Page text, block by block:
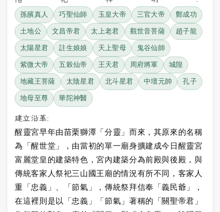
孫臏真人 巧聖仙師 玉皇大帝 三官大帝 鄭成功
土地公 文昌帝君 太上老君 觀世音菩薩 趙子龍
太陽星君 註生娘娘 天上聖母 鬼谷仙師
紫微大帝 五榖仙帝 王天君 周府將軍 城隍
地藏王菩薩 太陰星君 北斗星君 中壇元帥 孔子
地母至尊 華陀神醫
建立沿革:
醒靈宮早年由苗栗獅潭「分靈」而來，其原來的名稱
為「醒世堂」，由當初的單一廟身擴建成今日醒靈宮
富麗堂皇的建築特色，宮內建築分為前殿與後殿，與
傳統客家人祭祀三山國王廟的情況有所不同，客家人
重「忠義」、「節氣」，傳統祭拜信奉「義民爺」，
在這裡則是以「忠義」「節氣」著稱的「關聖帝君」